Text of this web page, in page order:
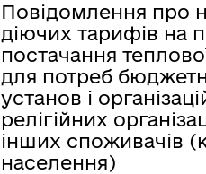
Повідомлення про
діючих тарифів на
постачання
для потреб
установ і
релігійних
інших споживачів
населення)